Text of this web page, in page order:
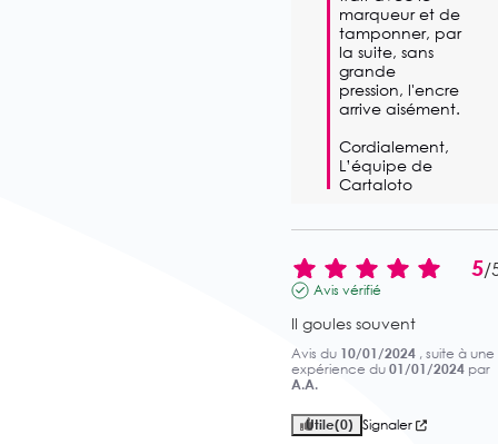
marqueur et de
tamponner, par
la suite, sans
grande
pression, l'encre
arrive aisément.
Cordialement,
L’équipe de
Cartaloto
5/
Avis vérifié
Il goules souvent
Avis du 10/01/2024 , suite à une
expérience du 01/01/2024 par
A.A.
Utile(0) Signaler